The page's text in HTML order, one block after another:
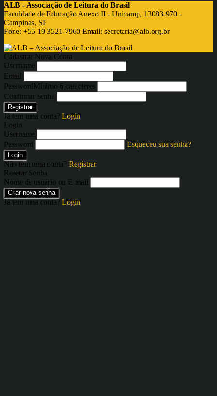
ALB - Associação de Leitura do Brasil
Faculdade de Educação Anexo II - Unicamp, 13083-970 -
Campinas, SP
Fone: +55 19 3521-7960 Email: secretaria@alb.org.br
Cadastrar Nova Conta
Username
Email
PasswordMínimo 6 caracteres
Confirmar senha
Registrar
Já tem uma conta? Login
Login
Username
Password
Esqueceu sua senha?
Login
Não tem uma conta? Registrar
Resetar Senha
Nome de usuário ou E-mail
Criar nova senha
Já tem uma conta? Login